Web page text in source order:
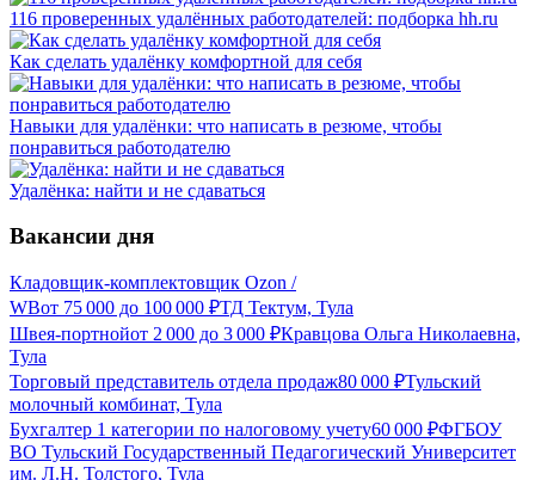
116 проверенных удалённых работодателей: подборка hh.ru
Как сделать удалёнку комфортной для себя
Навыки для удалёнки: что написать в резюме, чтобы
понравиться работодателю
Удалёнка: найти и не сдаваться
Вакансии дня
Кладовщик-комплектовщик Ozon /
WBот 75 000 до 100 000 ₽ТД Тектум, Тула
Швея-портнойот 2 000 до 3 000 ₽Кравцова Ольга Николаевна,
Тула
Торговый представитель отдела продаж80 000 ₽Тульский
молочный комбинат, Тула
Бухгалтер 1 категории по налоговому учету60 000 ₽ФГБОУ
ВО Тульский Государственный Педагогический Университет
им. Л.Н. Толстого, Тула